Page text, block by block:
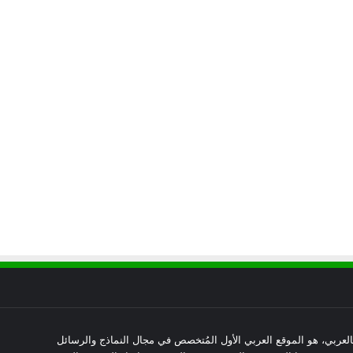
هو الموقع العربي الأول المُتخصص في مجال النماذج والرسائل